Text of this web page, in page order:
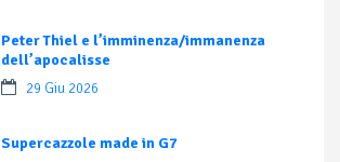
Peter Thiel e l’imminenza/immanenza
dell’apocalisse
29 Giu 2026
Supercazzole made in G7